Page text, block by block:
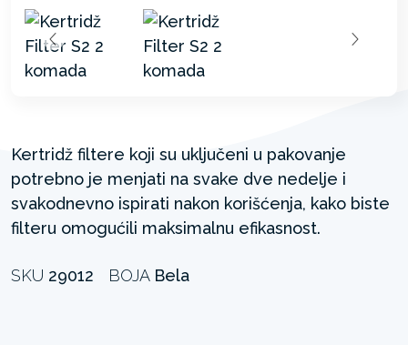
Kertridž filtere koji su uključeni u pakovanje
potrebno je menjati na svake dve nedelje i
svakodnevno ispirati nakon korišćenja, kako biste
filteru omogućili maksimalnu efikasnost.
SKU 29012 BOJA Bela